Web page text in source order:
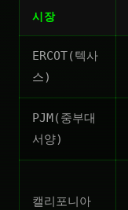
시장
ERCOT(텍사
스)
PJM(중부대
서양)
캘리포니아